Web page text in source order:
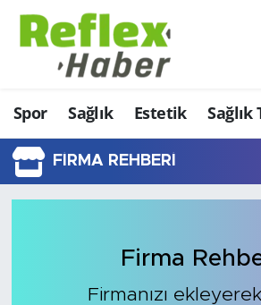
Spor Sağlık Estetik
FIRMA REHBERI
Firma
Firmanızı
Eğitim
Estetik
Firmalardan
Güncel
İş ve Ekonomi
Moda-Magazin-Eğlence
Nöbetçi Eczaneler
Hava Durumu
Namaz Vakitleri
Trafik Durumu
Şampiyonlar Ligi Puan
Tüm Manşetler